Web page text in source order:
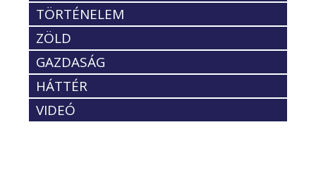
TÖRTÉNELEM
ZÖLD
GAZDASÁG
HÁTTÉR
VIDEÓ